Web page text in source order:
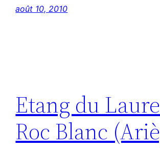
août 10, 2010
Etang du
Roc Blanc